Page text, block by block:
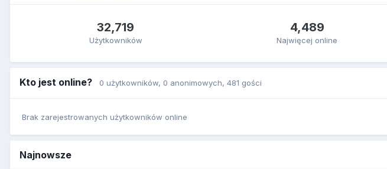
32,719
Użytkowników
4,489
Najwięcej online
Kto jest online? 0 użytkowników, 0 anonimowych, 481 gości
Brak zarejestrowanych użytkowników online
Najnowsze